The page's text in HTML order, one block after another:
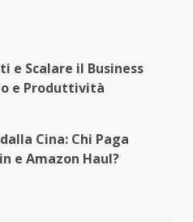
e Scalare il Business
e Produttività
Cina: Chi Paga
e Amazon Haul?